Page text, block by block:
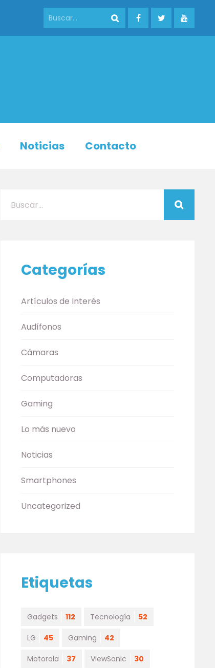
Noticias Contacto
Categorías
Artículos de Interés
Audífonos
Cámaras
Computadoras
Gaming
Lo más nuevo
Noticias
Smartphones
Uncategorized
Etiquetas
Gadgets 112 Tecnología 52
LG 45 Gaming 42
Motorola 37 ViewSonic 30